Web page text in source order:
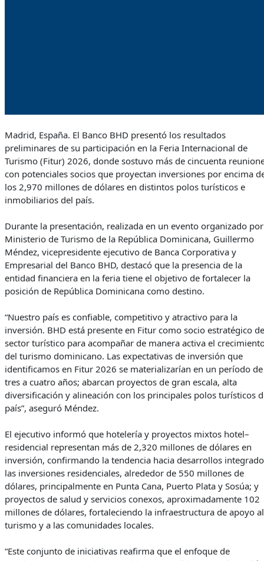
Madrid, España. El Banco BHD presentó los resultados
preliminares de su participación en la Feria Internacional de
Turismo (Fitur) 2026, donde sostuvo más de cincuenta
con potenciales socios que proyectan inversiones por encima
los 2,970 millones de dólares en distintos polos turísticos e
inmobiliarios del país.
Durante la presentación, realizada en un evento organizado
Ministerio de Turismo de la República Dominicana, Guillermo
Méndez, vicepresidente ejecutivo de Banca Corporativa y
Empresarial del Banco BHD, destacó que la presencia de la
entidad financiera en la feria tiene el objetivo de fortalecer la
posición de República Dominicana como destino.
“Nuestro país es confiable, competitivo y atractivo para la
inversión. BHD está presente en Fitur como socio estratégico
sector turístico para acompañar de manera activa el
del turismo dominicano. Las expectativas de inversión que
identificamos en Fitur 2026 se materializarían en un período de
tres a cuatro años; abarcan proyectos de gran escala, alta
diversificación y alineación con los principales polos turísticos
país”, aseguró Méndez.
El ejecutivo informó que hotelería y proyectos mixtos hotel–
residencial representan más de 2,320 millones de dólares en
inversión, confirmando la tendencia hacia desarrollos
las inversiones residenciales, alrededor de 550 millones de
dólares, principalmente en Punta Cana, Puerto Plata y Sosúa; y
proyectos de salud y servicios conexos, aproximadamente 102
millones de dólares, fortaleciendo la infraestructura de apoyo al
turismo y a las comunidades locales.
“Este conjunto de iniciativas reafirma que el enfoque de